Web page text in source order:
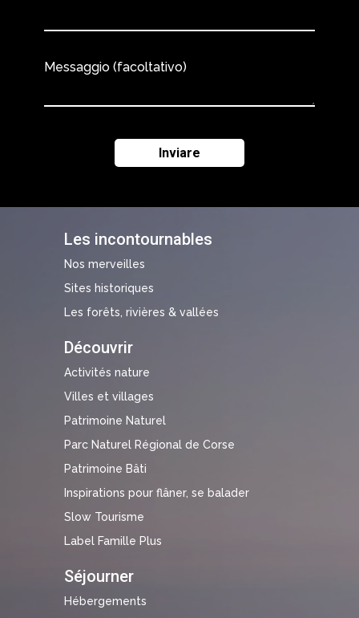
Les incontournables
Nos merveilles
Sites historiques
Les forêts, rivières & vallées
Découvrir
Activités nature
Villes et villages
Patrimoine Naturel
Parc Naturel Régional de Corse
Patrimoine Bâti
Inspirations pour flâner, se balader
Slow Tourisme
Label Famille Plus
Séjourner
Hébergements
Messaggio (facoltativo)